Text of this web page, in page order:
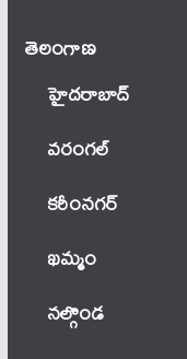
తెలంగాణ‌
హైదరాబాద్
వ‌రంగ‌ల్
కరీంనగర్
ఖ‌మ్మం
నల్గొండ